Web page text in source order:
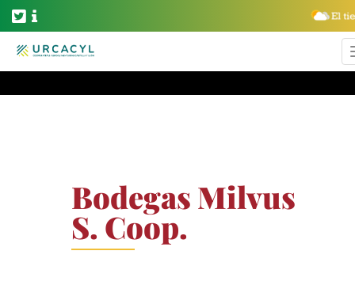
Bodegas Milvus
S. Coop.